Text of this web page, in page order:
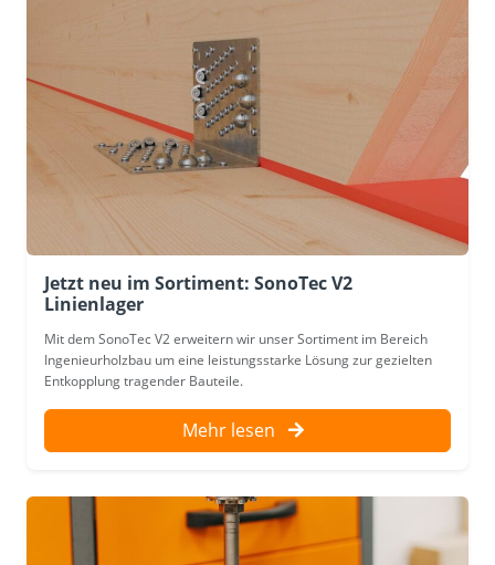
Jetzt neu im Sortiment: SonoTec V2
Linienlager
Mit dem SonoTec V2 erweitern wir unser Sortiment im Bereich
Ingenieurholzbau um eine leistungsstarke Lösung zur gezielten
Entkopplung tragender Bauteile.
Mehr lesen